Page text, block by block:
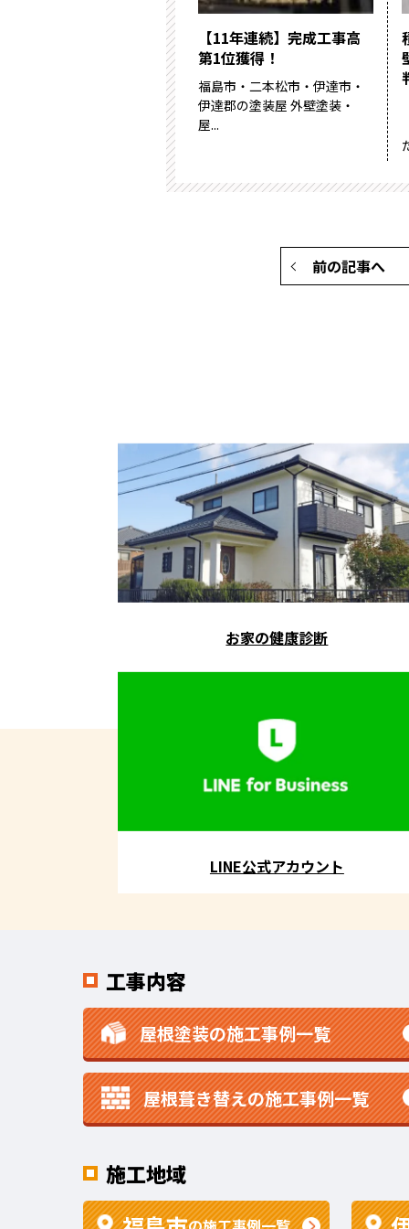
【11年連続】完成工事高
第1位獲得！
福島市・二本松市・伊達市・
伊達郡の塗装屋 外壁塗装・
屋...
前の記事へ
お家の健康診断
LINE公式アカウント
工事内容
屋根塗装の施工事例一覧
屋根葺き替えの施工事例一覧
施工地域